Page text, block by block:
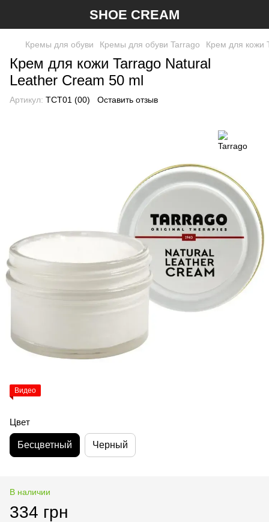
SHOE CREAM
Кремы для обуви Кремы для обуви Tarrago Крем для кожи
Крем для кожи Tarrago Natural
Leather Cream 50 ml
Артикул: TCT01 (00) Оставить отзыв
Видео
Цвет
Бесцветный Черный
В наличии
334 грн